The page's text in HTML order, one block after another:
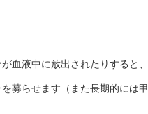
血液中に放出されたりすると
募らせます（また長期的には